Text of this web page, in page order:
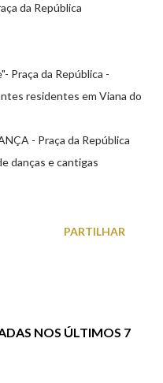
da República
Praça da República -
residentes em Viana do
- Praça da República
danças e cantigas
PARTILHAR
NOS ÚLTIMOS 7